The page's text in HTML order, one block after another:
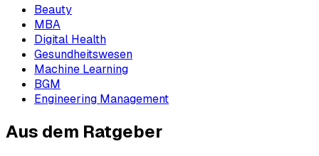
Beauty
MBA
Digital Health
Gesundheitswesen
Machine Learning
BGM
Engineering Management
Aus dem Ratgeber